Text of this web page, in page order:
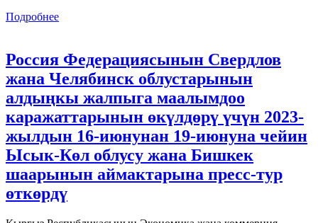
Подробнее
Россия Федерациясынын Свердлов
жана Челябинск облустарынын
алдыңкы жалпыга маалымдоо
каражаттарынын өкүлдөрү үчүн 2023-
жылдын 16-июнунан 19-июнуна чейин
Ысык-Көл облусу жана Бишкек
шаарынын аймактарына пресс-тур
өткөрдү